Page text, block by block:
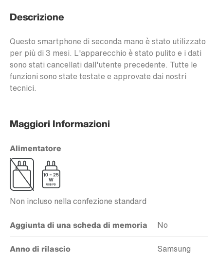
Descrizione
Questo smartphone di seconda mano è stato utilizzato
per più di 3 mesi. L'apparecchio è stato pulito e i dati
sono stati cancellati dall'utente precedente. Tutte le
funzioni sono state testate e approvate dai nostri
tecnici.
Maggiori Informazioni
Alimentatore
Non incluso nella confezione standard
Aggiunta di una scheda di memoria No
Anno di rilascio Samsung